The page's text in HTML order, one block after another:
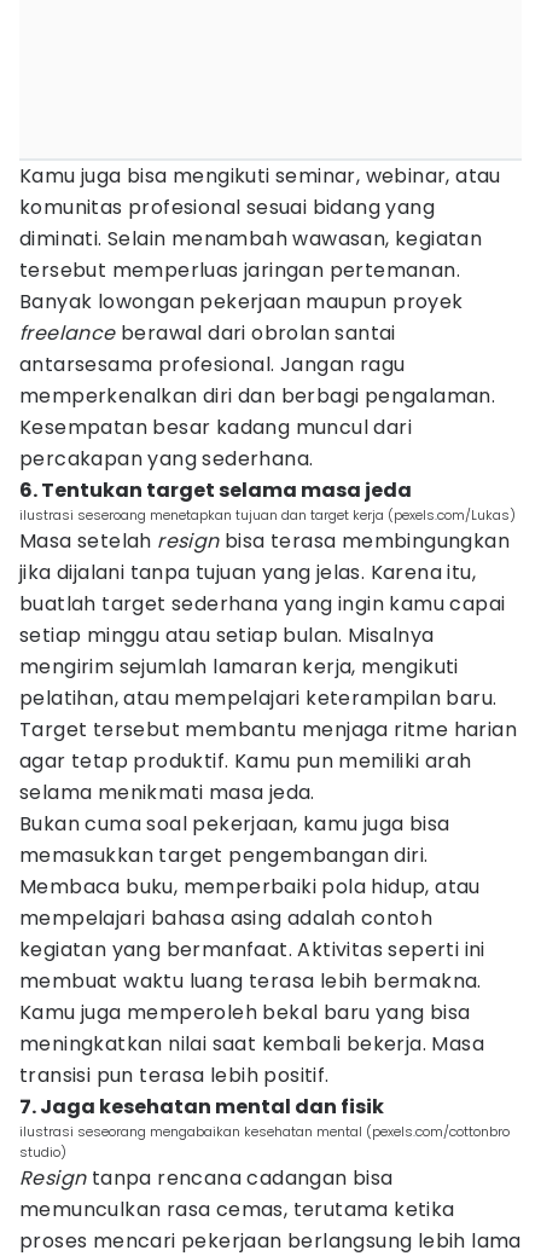
Kamu juga bisa mengikuti seminar, webinar, atau
komunitas profesional sesuai bidang yang
diminati. Selain menambah wawasan, kegiatan
tersebut memperluas jaringan pertemanan.
Banyak lowongan pekerjaan maupun proyek
freelanceberawal dari obrolan santai
antarsesama profesional. Jangan ragu
memperkenalkan diri dan berbagi pengalaman.
Kesempatan besar kadang muncul dari
percakapan yang sederhana.
6. Tentukan target selama masa jeda
ilustrasi seseroang menetapkan tujuan dan target kerja (pexels.com/Lukas)
Masa setelah resignbisa terasa membingungkan
jika dijalani tanpa tujuan yang jelas. Karena itu,
buatlah target sederhana yang ingin kamu capai
setiap minggu atau setiap bulan. Misalnya
mengirim sejumlah lamaran kerja, mengikuti
pelatihan, atau mempelajari keterampilan baru.
Target tersebut membantu menjaga ritme harian
agar tetap produktif. Kamu pun memiliki arah
selama menikmati masa jeda.
Bukan cuma soal pekerjaan, kamu juga bisa
memasukkan target pengembangan diri.
Membaca buku, memperbaiki pola hidup, atau
mempelajari bahasa asing adalah contoh
kegiatan yang bermanfaat. Aktivitas seperti ini
membuat waktu luang terasa lebih bermakna.
Kamu juga memperoleh bekal baru yang bisa
meningkatkan nilai saat kembali bekerja. Masa
transisi pun terasa lebih positif.
7. Jaga kesehatan mental dan fisik
ilustrasi seseorang mengabaikan kesehatan mental (pexels.com/cottonbro
studio)
Resigntanpa rencana cadangan bisa
memunculkan rasa cemas, terutama ketika
proses mencari pekerjaan berlangsung lebih lama